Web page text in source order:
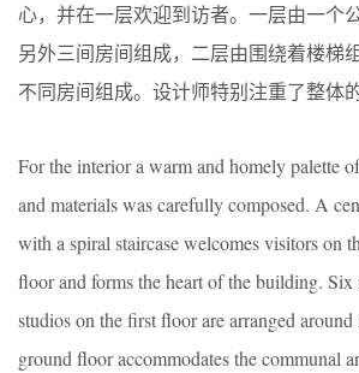
心，并在一层欢迎到访者。一层由一个
另外三间房间组成，二层由围绕着楼梯
不同房间组成。设计师特别注重了整体
For the interior a warm and homely palette
and materials was carefully composed. A
with a spiral staircase welcomes visitors on
floor and forms the heart of the building. Six
studios on the first floor are arranged
ground floor accommodates the communal